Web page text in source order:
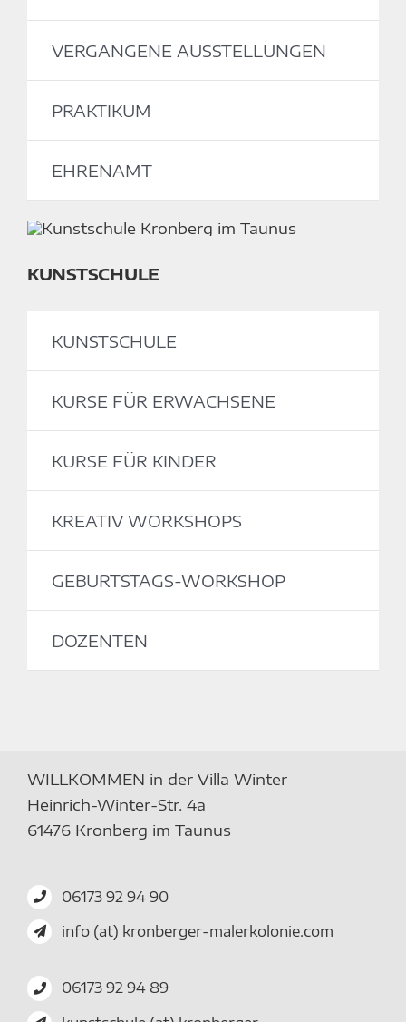
VERGANGENE AUSSTELLUNGEN
PRAKTIKUM
EHRENAMT
KUNSTSCHULE
KUNSTSCHULE
KURSE FÜR ERWACHSENE
KURSE FÜR KINDER
KREATIV WORKSHOPS
GEBURTSTAGS-WORKSHOP
DOZENTEN
WILLKOMMEN in der Villa Winter
Heinrich-Winter-Str. 4a
61476 Kronberg im Taunus
06173 92 94 90
info (at) kronberger-malerkolonie.com
06173 92 94 89